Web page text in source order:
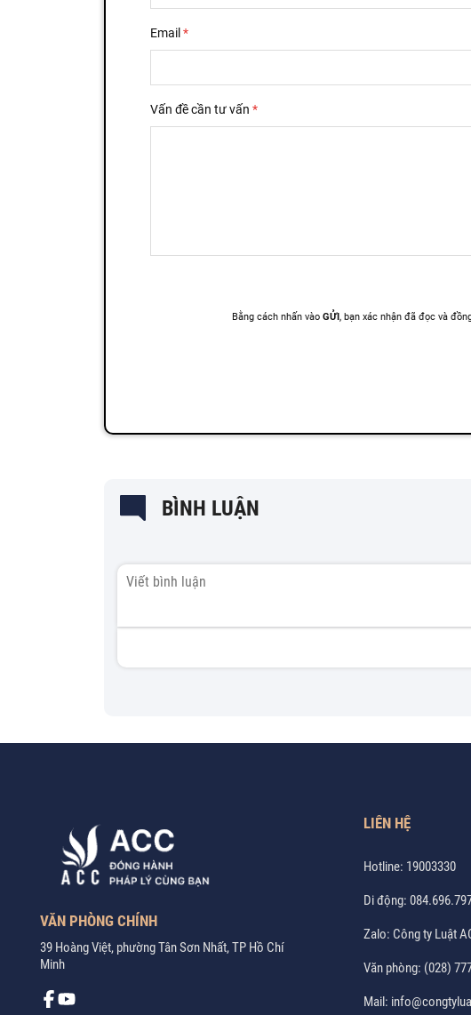
BÌNH LUẬN
VĂN PHÒNG CHÍNH
39 Hoàng Việt, phường Tân Sơn Nhất, TP Hồ Chí
Minh
LIÊN HỆ
Hotline: 19003330
Di động:
Zalo: Công ty Luật
Văn phòng: (028)
Mail: